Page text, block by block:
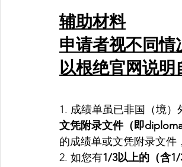
辅助材料
申请者视不同
以根绝官网说明
1. 成绩单虽已非国（境
文凭附录文件（即
的成绩单或文凭附录文件
2. 如您有1/3以上的（含